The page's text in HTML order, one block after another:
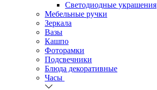
Светодиодные украшения
Мебельные ручки
Зеркала
Вазы
Кашпо
Фоторамки
Подсвечники
Блюда декоративные
Часы